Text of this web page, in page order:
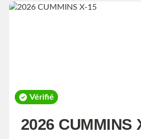
Vérifié
2026 CUMMINS